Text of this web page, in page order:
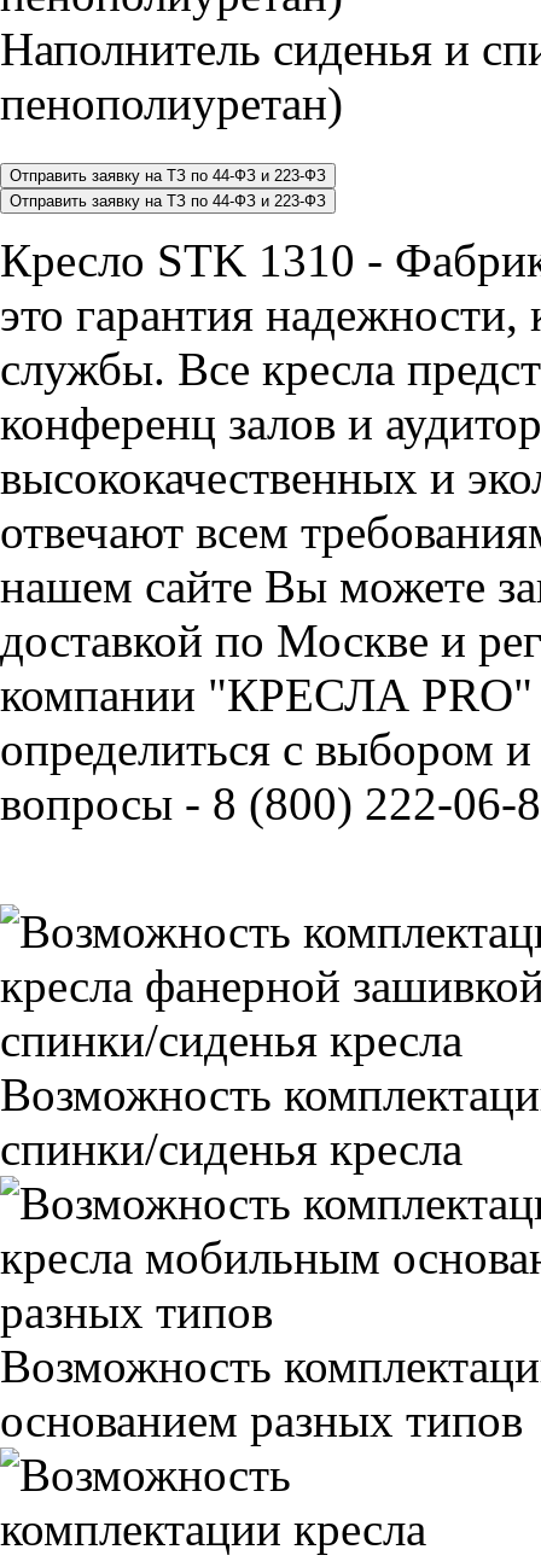
Наполнитель сиденья и
пенополиуретан)
Кресло STK 1310 -
это гарантия надежности,
службы. Все кресла
конференц залов и
высококачественных и
отвечают всем
нашем сайте Вы можете
доставкой по Москве и
компании "КРЕСЛА PRO"
определиться с выбором
вопросы - 8 (800) 222-06-
Возможность
спинки/сиденья кресла
Возможность
основанием разных типов